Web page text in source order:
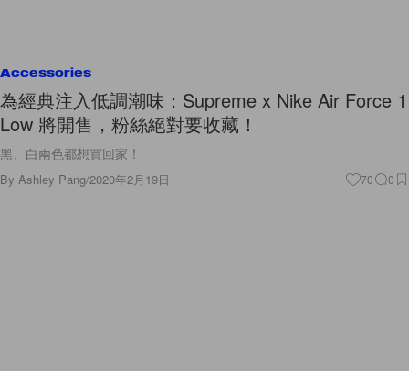
Accessories
為經典注入低調潮味：Supreme x Nike Air Force 1
Low 將開售，粉絲絕對要收藏！
黑、白兩色都想買回家！
By Ashley Pang/2020年2月19日 70 0